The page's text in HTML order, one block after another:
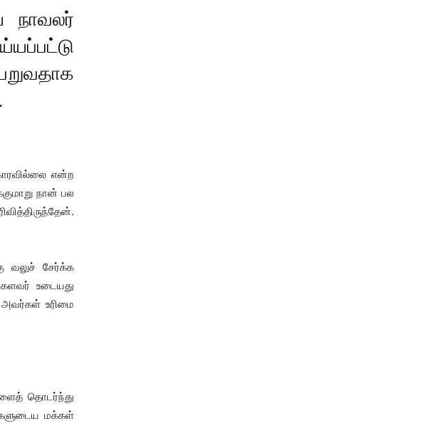
நாவலர்
என்ற
நான் பல
வலுச் சேர்க்க
உடையது
உரிமை
தொடர்ந்து
மக்கள்